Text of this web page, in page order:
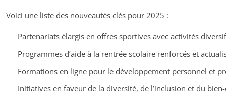
Voici une liste des nouveautés clés pour 2025 :
Partenariats élargis en offres sportives avec activités
Programmes d’aide à la rentrée scolaire renforcés et
Formations en ligne pour le développement personnel et
Initiatives en faveur de la diversité, de l’inclusion et du